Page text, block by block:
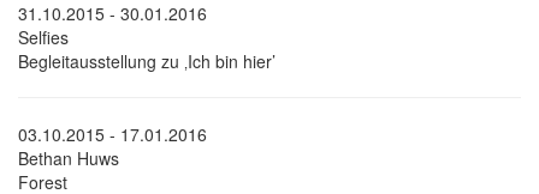
31.10.2015 - 30.01.2016
Selfies
Begleitausstellung zu ‚Ich bin hier’
03.10.2015 - 17.01.2016
Bethan Huws
Forest